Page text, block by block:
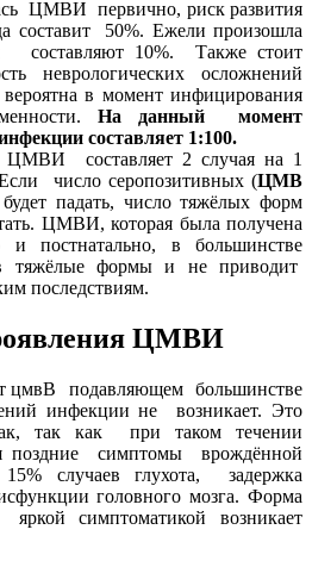
ЦМВИ первично, риск развития
составит 50%. Ежели произошла
составляют 10%. Также стоит
неврологических осложнений
в момент инфицирования
На данный момент
составляет 1:100.
ЦМВИ составляет 2 случая на 1
число серопозитивных (ЦМВ
падать, число тяжёлых форм
ЦМВИ, которая была получена
и постнатально, в большинстве
тяжёлые формы и не приводит
последствиям.
ЦМВИ
В подавляющем большинстве
инфекции не возникает. Это
так как при таком течении
поздние симптомы врождённой
случаев глухота, задержка
головного мозга. Форма
симптоматикой возникает